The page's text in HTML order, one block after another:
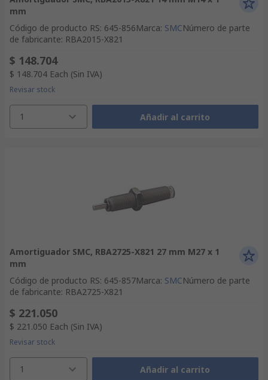
mm
Código de producto RS: 645-856Marca: SMCNúmero de parte
de fabricante: RBA2015-X821
$ 148.704
$ 148.704 Each (Sin IVA)
Revisar stock
1 Añadir al carrito
Amortiguador SMC, RBA2725-X821 27 mm M27 x 1
mm
Código de producto RS: 645-857Marca: SMCNúmero de parte
de fabricante: RBA2725-X821
$ 221.050
$ 221.050 Each (Sin IVA)
Revisar stock
1 Añadir al carrito